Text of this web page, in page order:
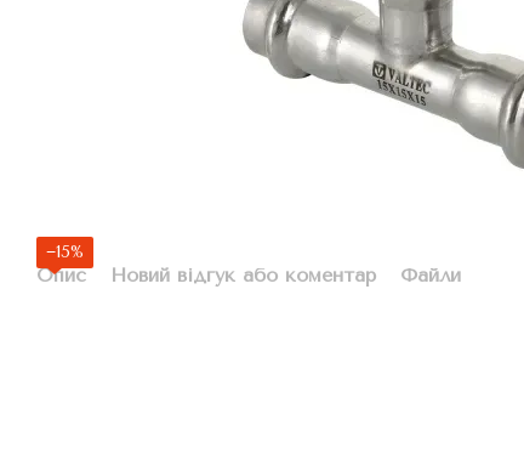
−15%
Опис Новий відгук або коментар Файли